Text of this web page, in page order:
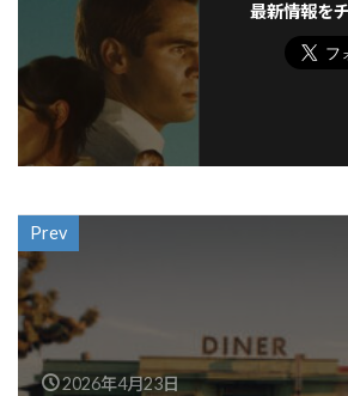
最新情報を
Prev
2026年4月23日